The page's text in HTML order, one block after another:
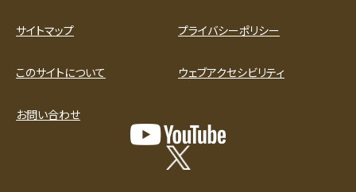
サイトマップ プライバシーポリシー
このサイトについて ウェブアクセシビリティ
お問い合わせ